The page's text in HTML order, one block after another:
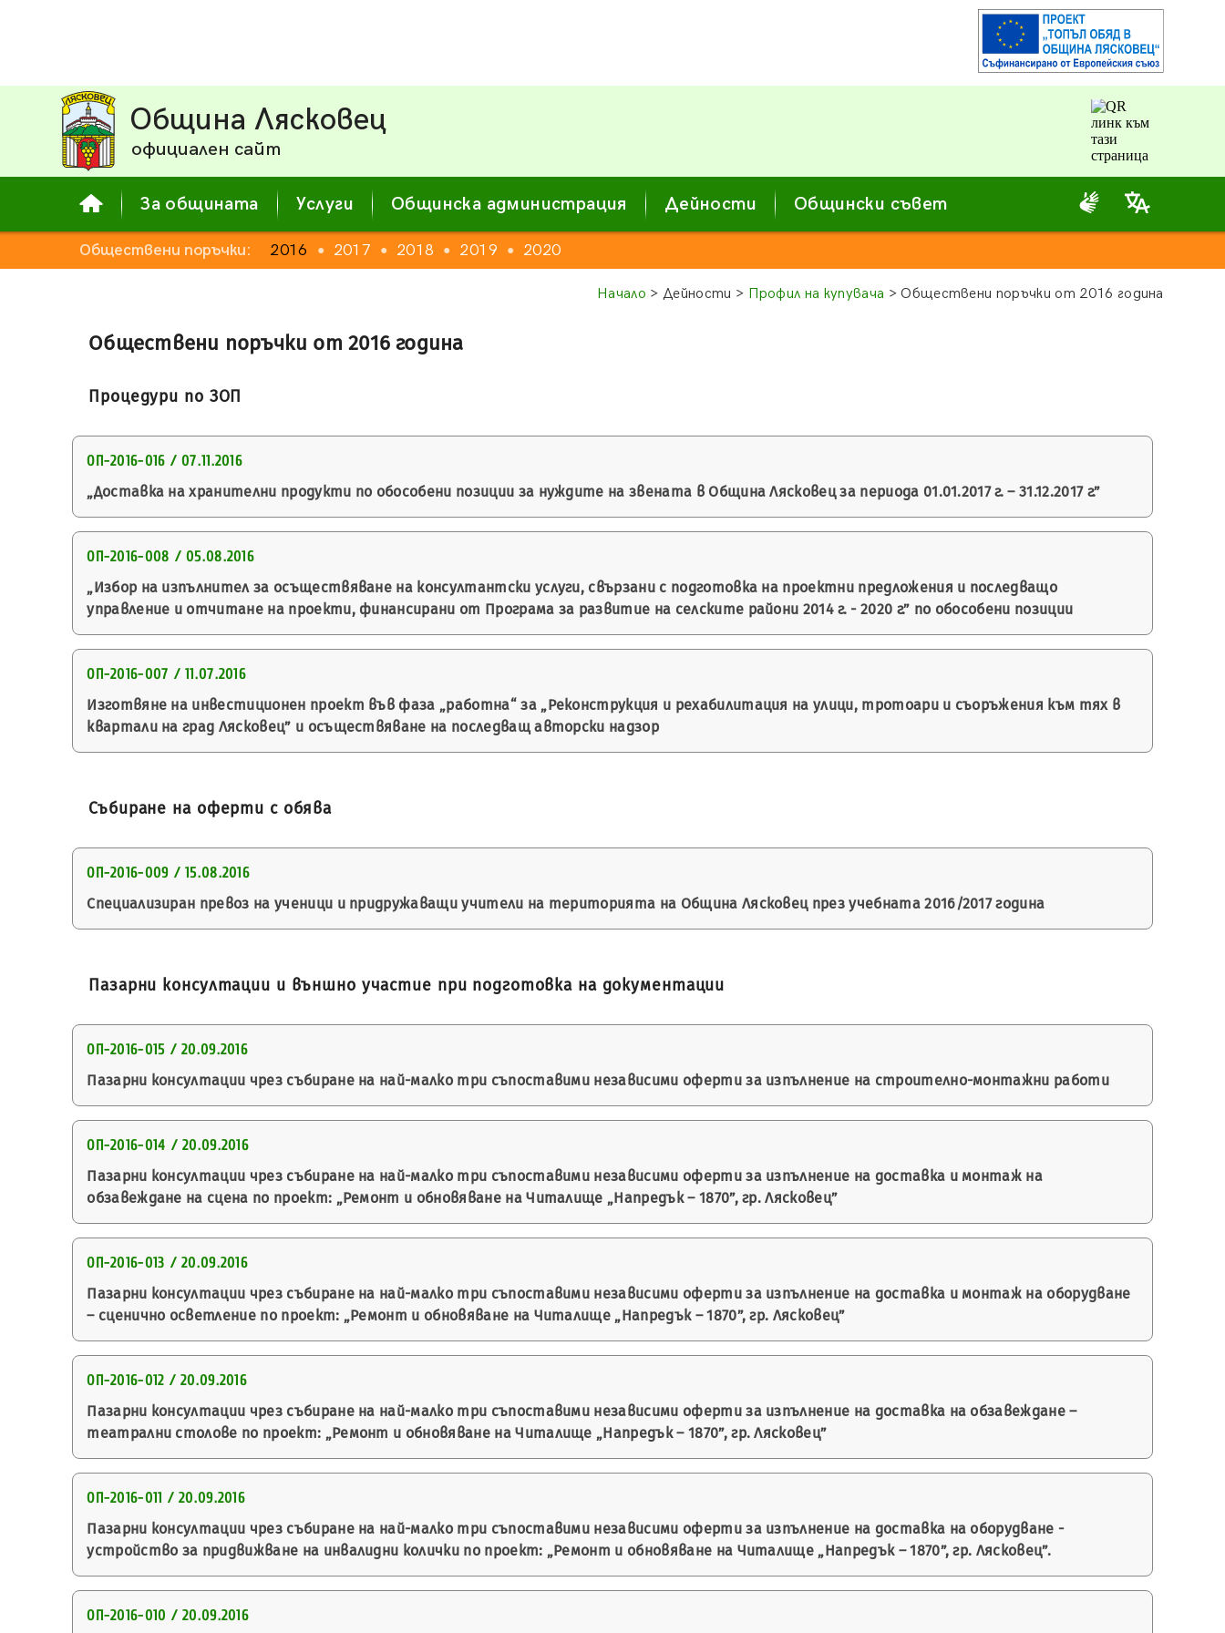
Община Лясковец
официален сайт
За общината Услуги Общинска администрация Дейности Общински съвет
Обществени поръчки: 2016 ● 2017 ● 2018 ● 2019 ● 2020
Начало > Дейности > Профил на купувача > Обществени поръчки от 2016 година
Обществени поръчки от 2016 година
Процедури по ЗОП
ОП-2016-016 / 07.11.2016
„Доставка на хранителни продукти по обособени позиции за нуждите на звената в Община Лясковец за периода 01.01.2017 г. – 31.12.2017 г.”
ОП-2016-008 / 05.08.2016
„Избор на изпълнител за осъществяване на консултантски услуги, свързани с подготовка на проектни предложения и последващо
управление и отчитане на проекти, финансирани от Програма за развитие на селските райони 2014 г. - 2020 г.” по обособени позиции
ОП-2016-007 / 11.07.2016
Изготвяне на инвестиционен проект във фаза „работна“ за „Реконструкция и рехабилитация на улици, тротоари и съоръжения към тях в
квартали на град Лясковец” и осъществяване на последващ авторски надзор
Събиране на оферти с обява
ОП-2016-009 / 15.08.2016
Специализиран превоз на ученици и придружаващи учители на територията на Община Лясковец през учебната 2016/2017 година
Пазарни консултации и външно участие при подготовка на документации
ОП-2016-015 / 20.09.2016
Пазарни консултации чрез събиране на най-малко три съпоставими независими оферти за изпълнение на строително-монтажни работи
ОП-2016-014 / 20.09.2016
Пазарни консултации чрез събиране на най-малко три съпоставими независими оферти за изпълнение на доставка и монтаж на
обзавеждане на сцена по проект: „Ремонт и обновяване на Читалище „Напредък – 1870”, гр. Лясковец”
ОП-2016-013 / 20.09.2016
Пазарни консултации чрез събиране на най-малко три съпоставими независими оферти за изпълнение на доставка и монтаж на оборудване
– сценично осветление по проект: „Ремонт и обновяване на Читалище „Напредък – 1870”, гр. Лясковец”
ОП-2016-012 / 20.09.2016
Пазарни консултации чрез събиране на най-малко три съпоставими независими оферти за изпълнение на доставка на обзавеждане –
театрални столове по проект: „Ремонт и обновяване на Читалище „Напредък – 1870”, гр. Лясковец”
ОП-2016-011 / 20.09.2016
Пазарни консултации чрез събиране на най-малко три съпоставими независими оферти за изпълнение на доставка на оборудване -
устройство за придвижване на инвалидни колички по проект: „Ремонт и обновяване на Читалище „Напредък – 1870”, гр. Лясковец”.
ОП-2016-010 / 20.09.2016